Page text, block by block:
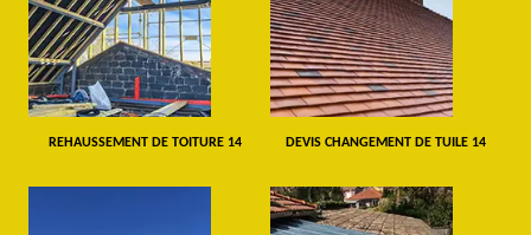
REHAUSSEMENT DE TOITURE 14 DEVIS CHANGEMENT DE TUILE 14